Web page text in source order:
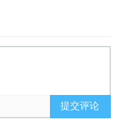
提交评论